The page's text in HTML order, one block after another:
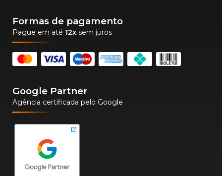
Formas de pagamento
Pague em até 12x sem juros
Google Partner
Agência certificada pelo Google